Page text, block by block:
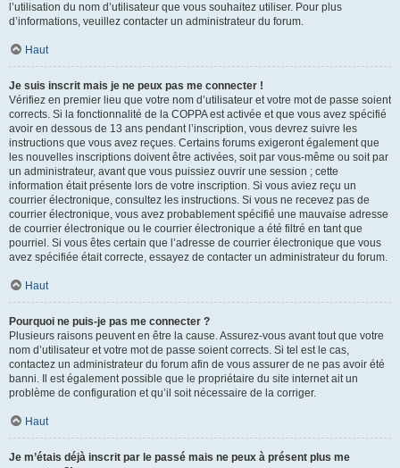
l’utilisation du nom d’utilisateur que vous souhaitez utiliser. Pour plus
d’informations, veuillez contacter un administrateur du forum.
Haut
Je suis inscrit mais je ne peux pas me connecter !
Vérifiez en premier lieu que votre nom d’utilisateur et votre mot de passe soient
corrects. Si la fonctionnalité de la COPPA est activée et que vous avez spécifié
avoir en dessous de 13 ans pendant l’inscription, vous devrez suivre les
instructions que vous avez reçues. Certains forums exigeront également que
les nouvelles inscriptions doivent être activées, soit par vous-même ou soit par
un administrateur, avant que vous puissiez ouvrir une session ; cette
information était présente lors de votre inscription. Si vous aviez reçu un
courrier électronique, consultez les instructions. Si vous ne recevez pas de
courrier électronique, vous avez probablement spécifié une mauvaise adresse
de courrier électronique ou le courrier électronique a été filtré en tant que
pourriel. Si vous êtes certain que l’adresse de courrier électronique que vous
avez spécifiée était correcte, essayez de contacter un administrateur du forum.
Haut
Pourquoi ne puis-je pas me connecter ?
Plusieurs raisons peuvent en être la cause. Assurez-vous avant tout que votre
nom d’utilisateur et votre mot de passe soient corrects. Si tel est le cas,
contactez un administrateur du forum afin de vous assurer de ne pas avoir été
banni. Il est également possible que le propriétaire du site internet ait un
problème de configuration et qu’il soit nécessaire de la corriger.
Haut
Je m’étais déjà inscrit par le passé mais ne peux à présent plus me